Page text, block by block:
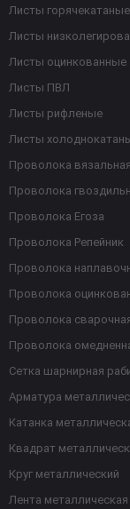
Листы горячекатаные
Листы
Листы оцинкованные
Листы ПВЛ
Листы рифленые
Листы
Проволока вязальная
Проволока
Проволока Егоза
Проволока Репейник
Проволока
Проволока
Проволока
Проволока
Сетка шарнирная
Арматура
Катанка
Квадрат
Круг металлический
Лента металлическая